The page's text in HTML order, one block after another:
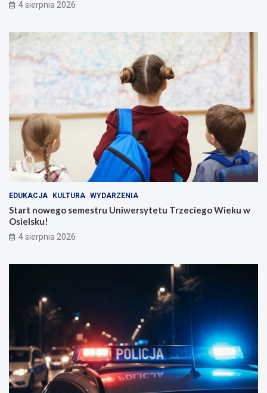
4 sierpnia 2026
EDUKACJA KULTURA WYDARZENIA
Start nowego semestru Uniwersytetu Trzeciego Wieku w
Osielsku!
4 sierpnia 2026